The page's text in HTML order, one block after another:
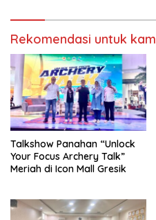
Rekomendasi untuk
Talkshow Panahan “Unlock
Your Focus Archery Talk”
Meriah di Icon Mall Gresik